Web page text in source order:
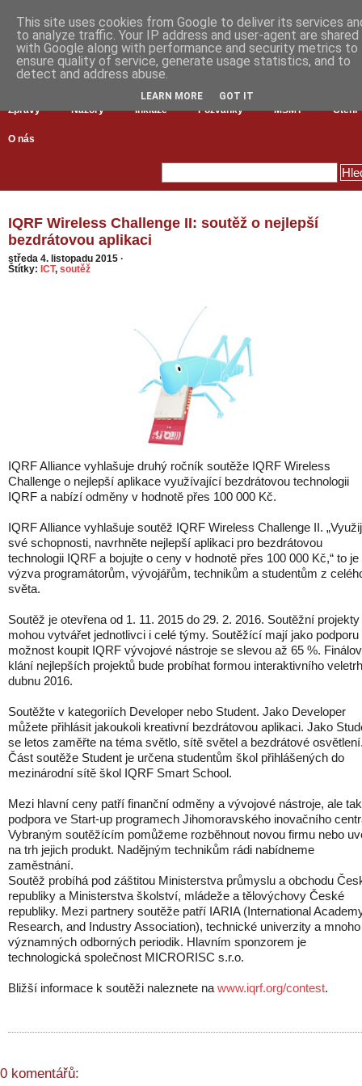
Zprávy Názory Inkluze Pozvánky MŠMT Čtení
O nás
IQRF Wireless Challenge II: soutěž o nejlepší
bezdrátovou aplikaci
středa 4. listopadu 2015 ·
Štítky: ICT, soutěž
IQRF Alliance vyhlašuje druhý ročník soutěže IQRF Wireless
Challenge o nejlepší aplikace využívající bezdrátovou technologii
IQRF a nabízí odměny v hodnotě přes 100 000 Kč.
IQRF Alliance vyhlašuje soutěž IQRF Wireless Challenge II.
své schopnosti, navrhněte nejlepší aplikaci pro bezdrátovou
technologii IQRF a bojujte o ceny v hodnotě přes 100 000 Kč,“ to je
výzva programátorům, vývojářům, technikům a studentům z
světa.
Soutěž je otevřena od 1. 11. 2015 do 29. 2. 2016. Soutěžní projekty
mohou vytvářet jednotlivci i celé týmy. Soutěžící mají jako podporu
možnost koupit IQRF vývojové nástroje se slevou až 65 %.
klání nejlepších projektů bude probíhat formou interaktivního
dubnu 2016.
Soutěžte v kategoriích Developer nebo Student. Jako Developer
můžete přihlásit jakoukoli kreativní bezdrátovou aplikaci. Jako
se letos zaměřte na téma světlo, sítě světel a bezdrátové
Část soutěže Student je určena studentům škol přihlášených do
mezinárodní sítě škol IQRF Smart School.
Mezi hlavní ceny patří finanční odměny a vývojové nástroje, ale
podpora ve Start-up programech Jihomoravského inovačního
Vybraným soutěžícím pomůžeme rozběhnout novou firmu nebo
na trh jejich produkt. Nadějným technikům rádi nabídneme
zaměstnání.
Soutěž probíhá pod záštitou Ministerstva průmyslu a obchodu
republiky a Ministerstva školství, mládeže a tělovýchovy České
republiky. Mezi partnery soutěže patří IARIA (International
Research, and Industry Association), technické univerzity a mnoho
významných odborných periodik. Hlavním sponzorem je
technologická společnost MICRORISC s.r.o.
Bližší informace k soutěži naleznete na www.iqrf.org/contest.
0 komentářů:
This site uses cookies from Google to deliver its services
to analyze traffic. Your IP address and user-agent are shared
with Google along with performance and security metrics to
ensure quality of service, generate usage statistics, and to
detect and address abuse.
LEARN MORE GOT IT